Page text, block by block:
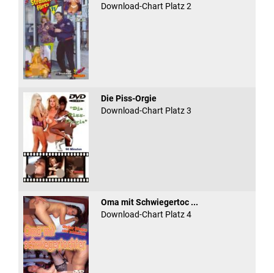
Download-Chart Platz 2
Die Piss-Orgie
Download-Chart Platz 3
Oma mit Schwiegertoc ...
Download-Chart Platz 4